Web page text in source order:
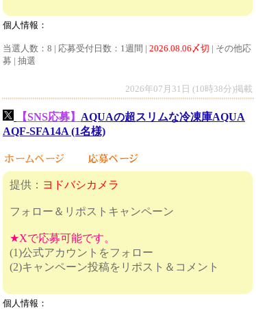
個人情報：
当選人数：8 | 応募受付日数：1週間 | 2026.08.06〆切 | その他応
募 | 抽選
2026年07月31日 (10時38分)掲載
【SNS応募】 AQUAの超スリムな冷凍庫AQUA
AQF-SFA14A (1名様)
提供： ヨドバシカメラ
フォロー＆リポストキャンペーン
★Xで応募可能です。
(1)公式アカウントをフォロー
(2)キャンペーン投稿をリポスト＆コメント
個人情報：